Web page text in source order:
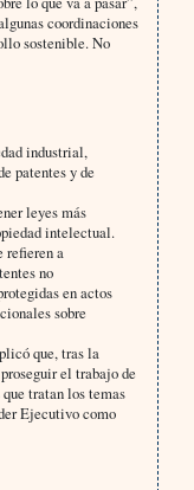
coordinaciones
sostenible. No
industrial,
patentes y de
leyes más
intelectual.
refieren a
no
en actos
sobre
que, tras la
el trabajo de
tratan los temas
Ejecutivo como